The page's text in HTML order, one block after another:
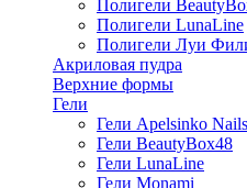
Полигели
Полигели LunaLine
Полигели Луи
Акриловая пудра
Верхние формы
Гели
Гели Apelsinko Nails
Гели BeautyBox48
Гели LunaLine
Гели Monami